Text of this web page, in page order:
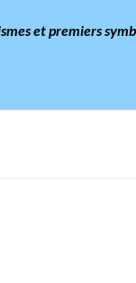
et premiers